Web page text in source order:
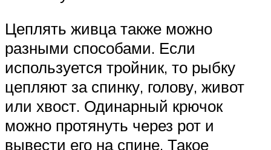
Цеплять живца также можно
разными способами. Если
используется тройник, то рыбку
цепляют за спинку, голову, живот
или хвост. Одинарный крючок
можно протянуть через рот и
вывести его на спине. Такое